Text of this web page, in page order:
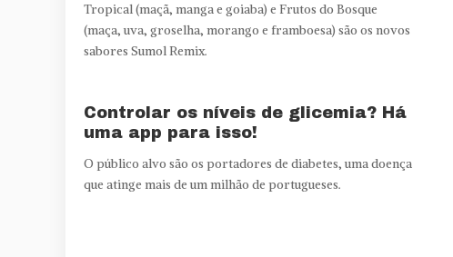
Tropical (maçã, manga e goiaba) e Frutos do Bosque
(maça, uva, groselha, morango e framboesa) são os novos
sabores Sumol Remix.
Controlar os níveis de glicemia? Há
uma app para isso!
O público alvo são os portadores de diabetes, uma doença
que atinge mais de um milhão de portugueses.